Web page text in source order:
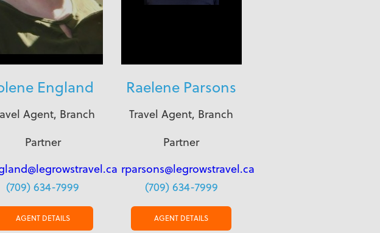
England
Agent, Branch
Partner
(709) 634-7999
AGENT DETAILS
Raelene Parsons
Travel Agent, Branch
Partner
rparsons@legrowstravel.ca
(709) 634-7999
AGENT DETAILS